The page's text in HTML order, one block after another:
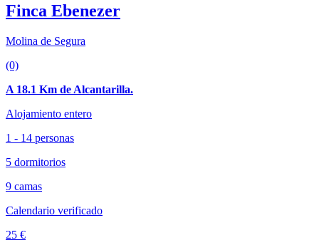
Finca Ebenezer
Molina de Segura
(0)
A 18.1 Km de Alcantarilla.
Alojamiento entero
1 - 14 personas
5 dormitorios
9 camas
Calendario verificado
25 €